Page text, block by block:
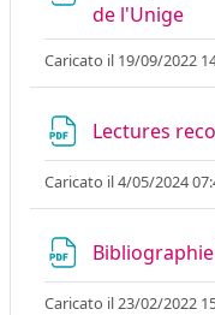
de l'Unige
Caricato il 19/09/2022
Lectures
Caricato il 4/05/2024
Caricato il 23/02/2022